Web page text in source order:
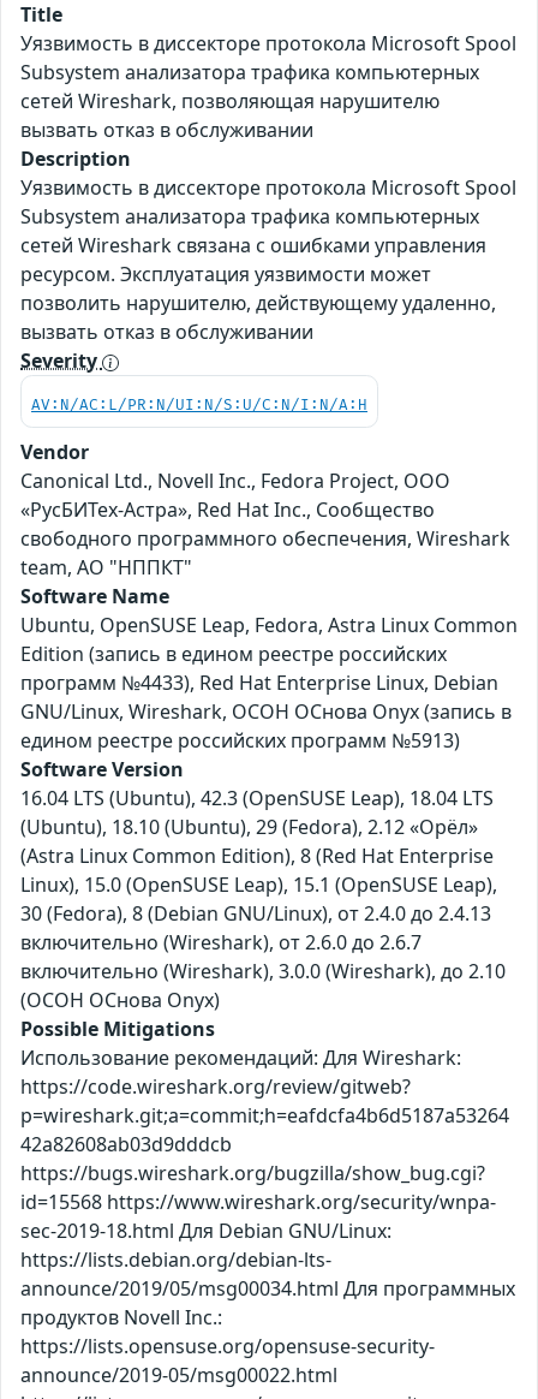
Title
Уязвимость в диссекторе протокола Microsoft Spool
Subsystem анализатора трафика компьютерных
сетей Wireshark, позволяющая нарушителю
вызвать отказ в обслуживании
Description
Уязвимость в диссекторе протокола Microsoft Spool
Subsystem анализатора трафика компьютерных
сетей Wireshark связана с ошибками управления
ресурсом. Эксплуатация уязвимости может
позволить нарушителю, действующему удаленно,
вызвать отказ в обслуживании
Severity
AV:N/AC:L/PR:N/UI:N/S:U/C:N/I:N/A:H
Vendor
Canonical Ltd., Novell Inc., Fedora Project, ООО
«РусБИТех-Астра», Red Hat Inc., Сообщество
свободного программного обеспечения, Wireshark
team, АО "НППКТ"
Software Name
Ubuntu, OpenSUSE Leap, Fedora, Astra Linux Common
Edition (запись в едином реестре российских
программ №4433), Red Hat Enterprise Linux, Debian
GNU/Linux, Wireshark, ОСОН ОСнова Оnyx (запись в
едином реестре российских программ №5913)
Software Version
16.04 LTS (Ubuntu), 42.3 (OpenSUSE Leap), 18.04 LTS
(Ubuntu), 18.10 (Ubuntu), 29 (Fedora), 2.12 «Орёл»
(Astra Linux Common Edition), 8 (Red Hat Enterprise
Linux), 15.0 (OpenSUSE Leap), 15.1 (OpenSUSE Leap),
30 (Fedora), 8 (Debian GNU/Linux), от 2.4.0 до 2.4.13
включительно (Wireshark), от 2.6.0 до 2.6.7
включительно (Wireshark), 3.0.0 (Wireshark), до 2.10
(ОСОН ОСнова Оnyx)
Possible Mitigations
Использование рекомендаций: Для Wireshark:
https://code.wireshark.org/review/gitweb?
p=wireshark.git;a=commit;h=eafdcfa4b6d5187a53264
42a82608ab03d9dddcb
https://bugs.wireshark.org/bugzilla/show_bug.cgi?
id=15568 https://www.wireshark.org/security/wnpa-
sec-2019-18.html Для Debian GNU/Linux:
https://lists.debian.org/debian-lts-
announce/2019/05/msg00034.html Для программных
продуктов Novell Inc.:
https://lists.opensuse.org/opensuse-security-
announce/2019-05/msg00022.html